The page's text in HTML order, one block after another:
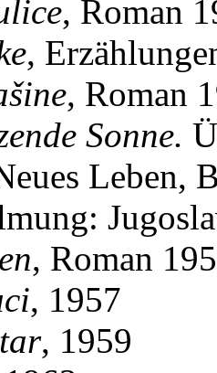
, Roman
,
, Roman
Sonne.
Leben,
, Roman
, 1957
, 1959